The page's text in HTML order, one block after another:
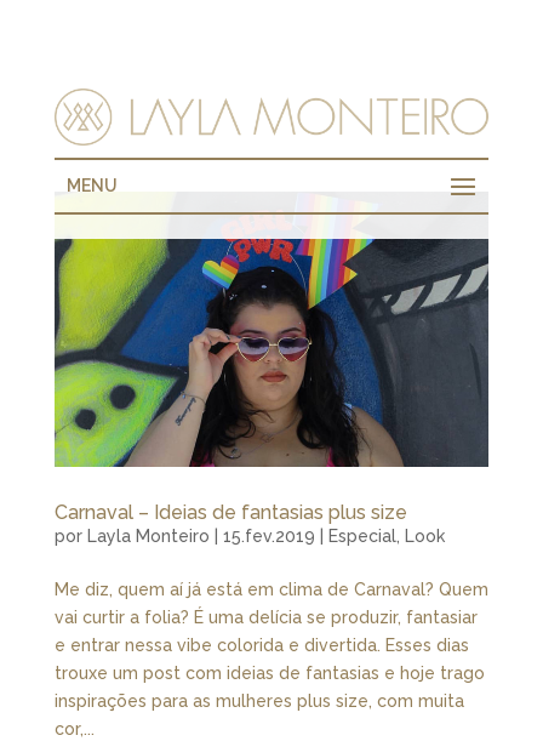
MENU
Carnaval – Ideias de fantasias plus size
por Layla Monteiro 15.fev.2019 Especial, Look
Me diz, quem aí já está em clima de Carnaval? Quem
vai curtir a folia? É uma delícia se produzir, fantasiar
e entrar nessa vibe colorida e divertida. Esses dias
trouxe um post com ideias de fantasias e hoje trago
inspirações para as mulheres plus size, com muita
cor,...